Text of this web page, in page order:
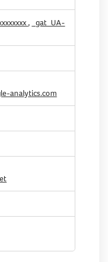
, _gat_UA-
analytics.com